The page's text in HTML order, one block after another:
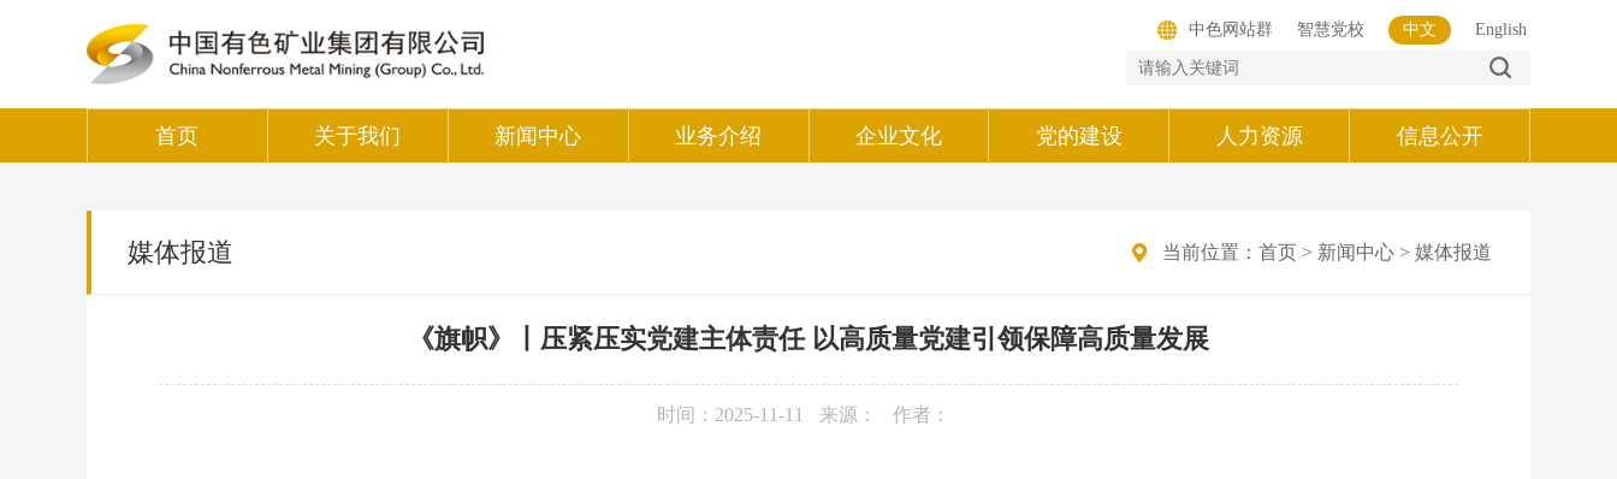
智慧党校 中文 English
中色网站群
首页 关于我们 新闻中心 业务介绍 企业文化 党的建设 人力资源 信息公开
媒体报道 当前位置： 首页 > 新闻中心 > 媒体报道
《旗帜》丨压紧压实党建主体责任 以高质量党建引领保障高质量发展
时间：2025-11-11 来源： 作者：